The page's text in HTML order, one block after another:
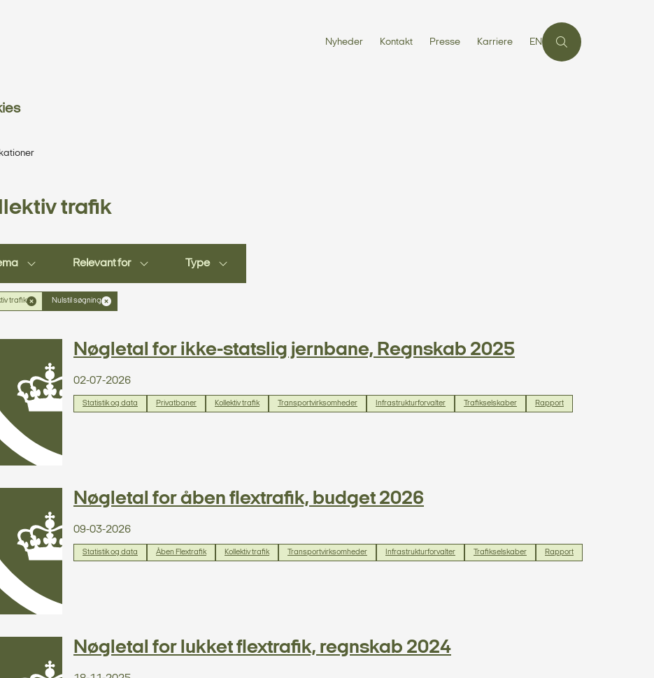
Nyheder Kontakt Presse Karriere EN
trafik
Relevant for Type
trafik Nulstil søgning
Nøgletal for ikke-statslig jernbane, Regnskab 2025
02-07-2026
Statistik og data Privatbaner Kollektiv trafik Transportvirksomheder Infrastrukturforvalter Trafikselskaber Rapport
Nøgletal for åben flextrafik, budget 2026
09-03-2026
Statistik og data Åben Flextrafik Kollektiv trafik Transportvirksomheder Infrastrukturforvalter Trafikselskaber Rapport
Nøgletal for lukket flextrafik, regnskab 2024